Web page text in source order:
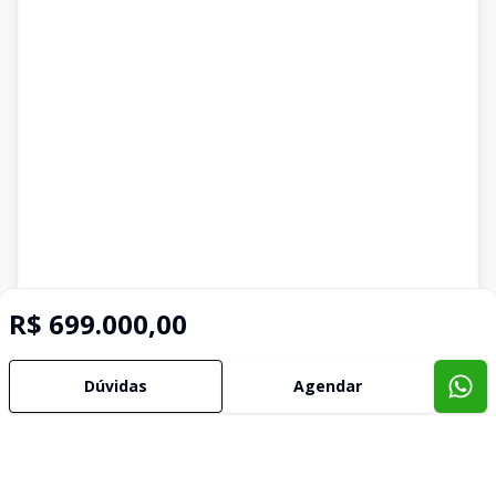
R$ 699.000,00
Dúvidas Agendar